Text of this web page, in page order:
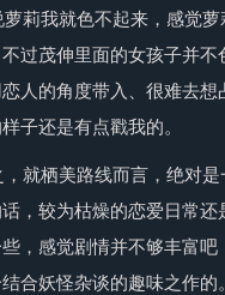
莉我就色不起来，感觉
过茂伸里面的女孩子并不
人的角度带入、很难去想
子还是有点戳我的。
就栖美路线而言，绝对
，较为枯燥的恋爱日常还
，感觉剧情并不够丰富吧
合妖怪杂谈的趣味之作的。